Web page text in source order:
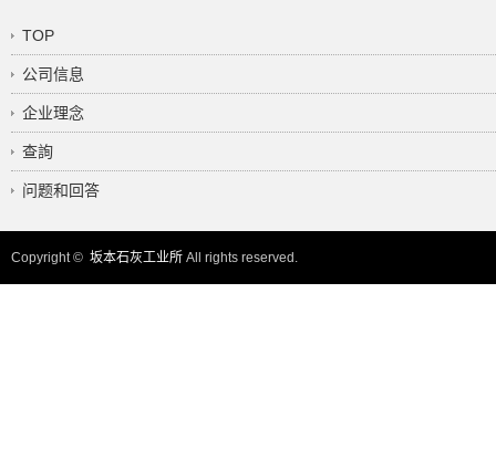
TOP
公司信息
企业理念
查詢
问题和回答
Copyright © 坂本石灰工业所 All rights reserved.